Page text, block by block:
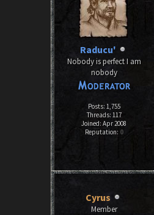
Raducu'
Nobody is perfect I am
nobody
Posts: 1,755
Threads: 117
Joined: Apr 2008
Reputation: 0
Cyrus
Member